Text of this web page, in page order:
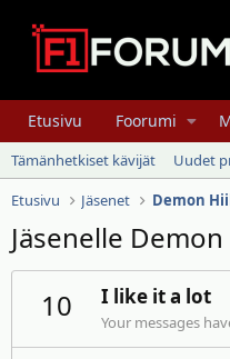
Etusivu Foorumi
Tämänhetkiset kävijät Uudet
Etusivu
Jäsenet Demon
Jäsenelle
10
I like it a lot
Your messages